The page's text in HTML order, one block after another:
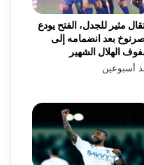
مثير للجدل، الفتح يودع
بعد انضمامه إلى
الهلال الشهير
أسبوعين